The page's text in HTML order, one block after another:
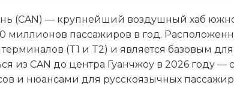
(CAN) — крупнейший воздушный хаб
миллионов пассажиров в год.
терминалов (T1 и T2) и является базовым
из CAN до центра Гуанчжоу в 2026 году
и нюансами для русскоязычных